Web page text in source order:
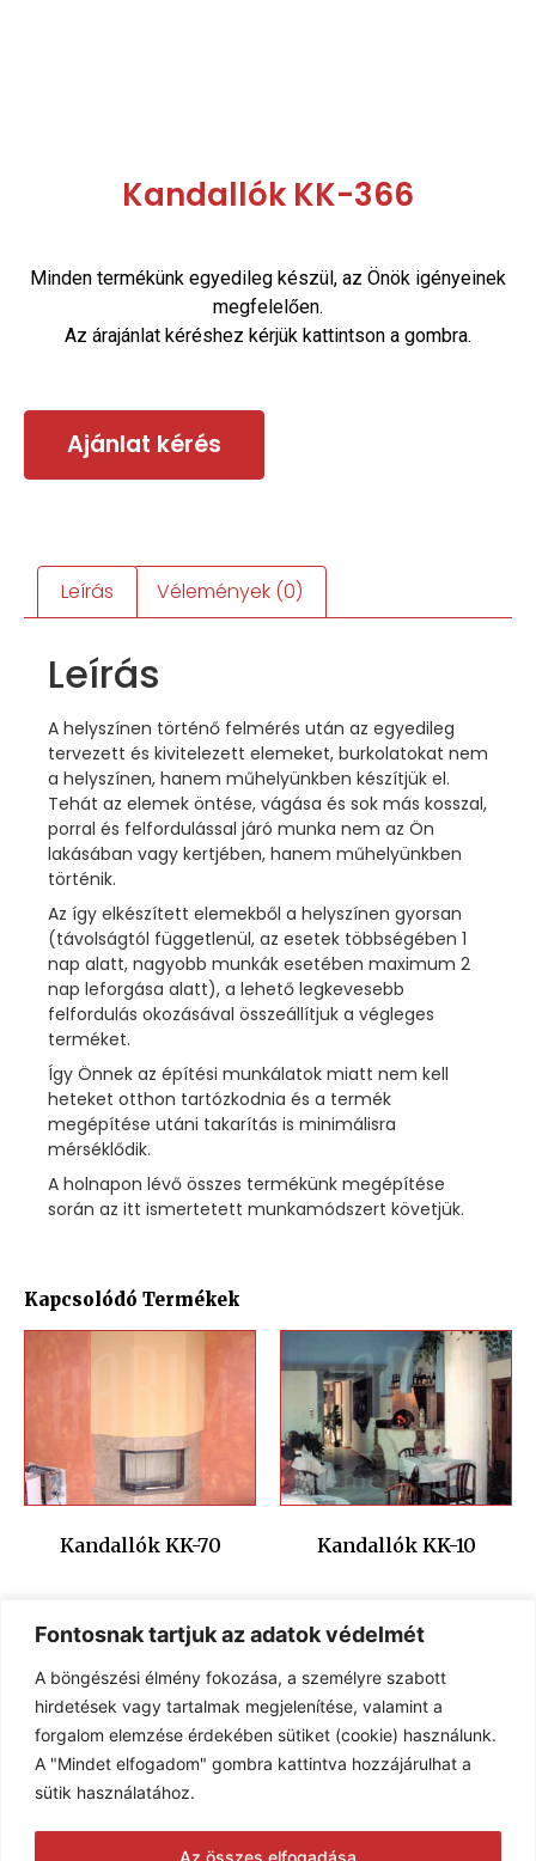
Fontosnak tartjuk az adatok védelmét
A böngészési élmény fokozása, a személyre szabott
hirdetések vagy tartalmak megjelenítése, valamint a
forgalom elemzése érdekében sütiket (cookie) használunk.
A "Mindet elfogadom" gombra kattintva hozzájárulhat a
sütik használatához.
Az összes elfogadása
Kandallók KK-366
Minden termékünk egyedileg készül, az Önök igényeinek
megfelelően.
Az árajánlat kéréshez kérjük kattintson a gombra.
Ajánlat kérés
Leírás Vélemények (0)
Leírás
A helyszínen történő felmérés után az egyedileg
tervezett és kivitelezett elemeket, burkolatokat nem
a helyszínen, hanem műhelyünkben készítjük el.
Tehát az elemek öntése, vágása és sok más kosszal,
porral és felfordulással járó munka nem az Ön
lakásában vagy kertjében, hanem műhelyünkben
történik.
Az így elkészített elemekből a helyszínen gyorsan
(távolságtól függetlenül, az esetek többségében 1
nap alatt, nagyobb munkák esetében maximum 2
nap leforgása alatt), a lehető legkevesebb
felfordulás okozásával összeállítjuk a végleges
terméket.
Így Önnek az építési munkálatok miatt nem kell
heteket otthon tartózkodnia és a termék
megépítése utáni takarítás is minimálisra
mérséklődik.
A holnapon lévő összes termékünk megépítése
során az itt ismertetett munkamódszert követjük.
Kapcsolódó Termékek
Kandallók KK-70 Kandallók KK-10
Kandallók KK-09
Kandallók KK-12